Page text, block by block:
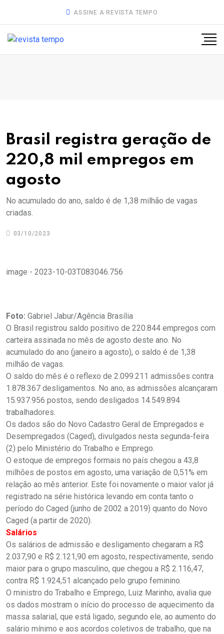
ASSINE A REVISTA TEMPO
Brasil registra geração de
220,8 mil empregos em
agosto
No acumulado do ano, saldo é de 1,38 milhão de vagas
criadas.
03/10/2023
image - 2023-10-03T083046.756
Foto: Gabriel Jabur/Agência Brasília
O Brasil registrou saldo positivo de 220.844 empregos com
carteira assinada no mês de agosto deste ano. No
acumulado do ano (janeiro a agosto), o saldo é de 1,38
milhão de vagas.
O saldo do mês é o reflexo de 2.099.211 admissões contra
1.878.367 desligamentos. No ano, as admissões alcançaram
15.937.956 postos, sendo desligados 14.549.894
trabalhadores.
Os dados são do Novo Cadastro Geral de Empregados e
Desempregados (Caged), divulgados nesta segunda-feira
(2) pelo Ministério do Trabalho e Emprego.
O estoque de empregos formais no país chegou a 43,8
milhões de postos em agosto, uma variação de 0,51% em
relação ao mês anterior. Este foi novamente o maior valor já
registrado na série histórica levando em conta tanto o
período do Caged (junho de 2002 a 2019) quanto do Novo
Caged (a partir de 2020).
Salários
Os salários de admissão e desligamento chegaram a R$
2.037,90 e R$ 2.121,90 em agosto, respectivamente, sendo
maior para o grupo masculino, que chegou a R$ 2.116,47,
contra R$ 1.924,51 alcançado pelo grupo feminino.
O ministro do Trabalho e Emprego, Luiz Marinho, avalia que
os dados mostram o início do processo de aquecimento da
massa salarial, que está ligado, segundo ele, ao aumento do
salário mínimo e aos acordos coletivos de trabalho, que na